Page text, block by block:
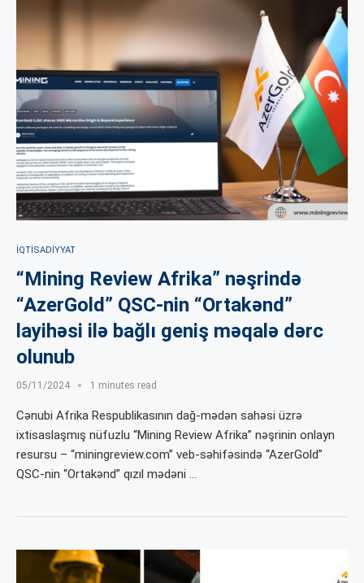
İQTISADIYYAT
“Mining Review Afrika” nəşrində
“AzerGold” QSC-nin “Ortakənd”
layihəsi ilə bağlı geniş məqalə dərc
olunub
05/11/2024 1 minutes read
Cənubi Afrika Respublikasının dağ-mədən sahəsi üzrə
ixtisaslaşmış nüfuzlu “Mining Review Afrika” nəşrinin onlayn
resursu – “miningreview.com” veb-səhifəsində “AzerGold”
QSC-nin “Ortakənd” qızıl mədəni …